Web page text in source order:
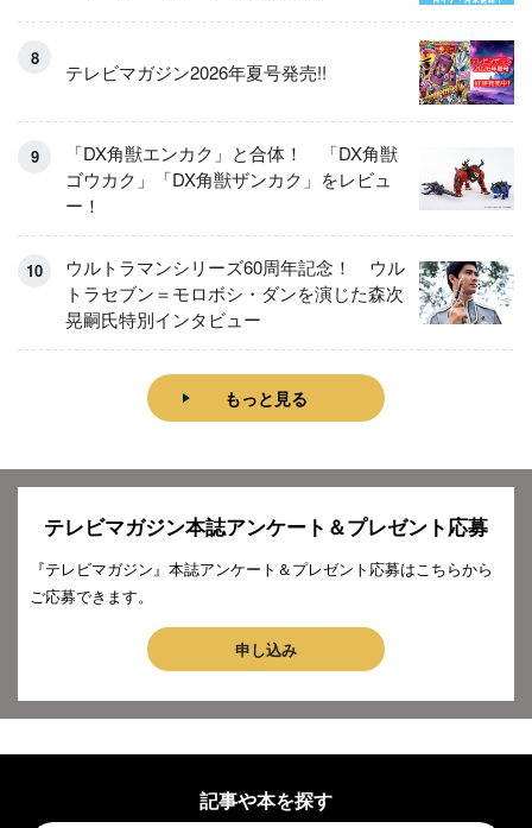
テレビマガジン2026年夏号発売!!
「DX角獣エンカク」と合体！ 「DX角獣
ゴウカク」「DX角獣ザンカク」をレビュ
ー！
ウルトラマンシリーズ60周年記念！ ウル
トラセブン＝モロボシ・ダンを演じた森次
晃嗣氏特別インタビュー
もっと見る
テレビマガジン本誌アンケート＆プレゼント応募
『テレビマガジン』本誌アンケート＆プレゼント応募はこちらから
ご応募できます。
申し込み
記事や本を探す